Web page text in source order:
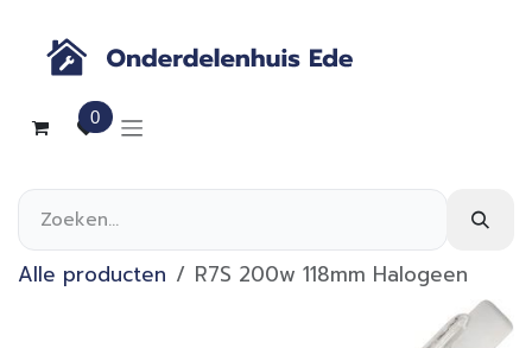
0
Alle producten R7S 200w 118mm Halogeen